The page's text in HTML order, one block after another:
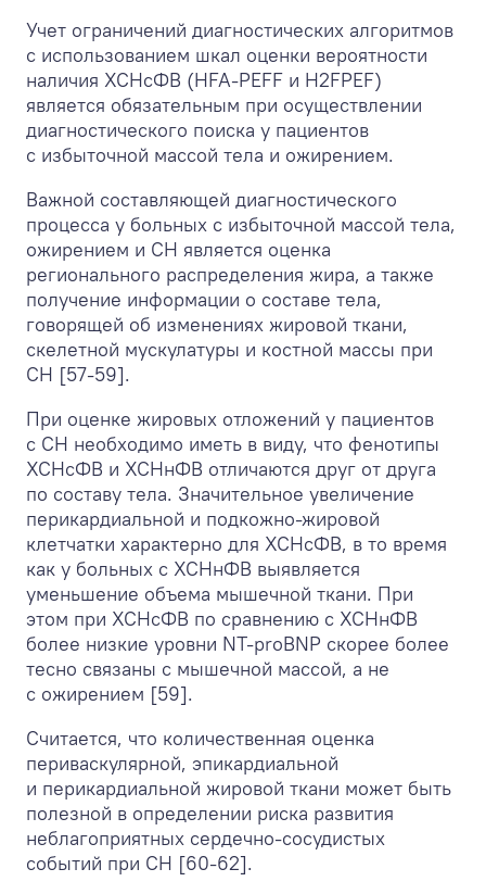
Учет ограничений диагностических алгоритмов
с использованием шкал оценки вероятности
наличия ХСНсФВ (HFA-PEFF и H2FPEF)
является обязательным при осуществлении
диагностического поиска у пациентов
с избыточной массой тела и ожирением.
Важной составляющей диагностического
процесса у больных с избыточной массой тела,
ожирением и СН является оценка
регионального распределения жира, а также
получение информации о составе тела,
говорящей об изменениях жировой ткани,
скелетной мускулатуры и костной массы при
СН [57-59].
При оценке жировых отложений у пациентов
с СН необходимо иметь в виду, что фенотипы
ХСНсФВ и ХСНнФВ отличаются друг от друга
по составу тела. Значительное увеличение
перикардиальной и подкожно-жировой
клетчатки характерно для ХСНсФВ, в то время
как у больных с ХСНнФВ выявляется
уменьшение объема мышечной ткани. При
этом при ХСНсФВ по сравнению с ХСНнФВ
более низкие уровни NT-proBNP скорее более
тесно связаны с мышечной массой, а не
с ожирением [59].
Считается, что количественная оценка
периваскулярной, эпикардиальной
и перикардиальной жировой ткани может быть
полезной в определении риска развития
неблагоприятных сердечно-сосудистых
событий при СН [60-62].